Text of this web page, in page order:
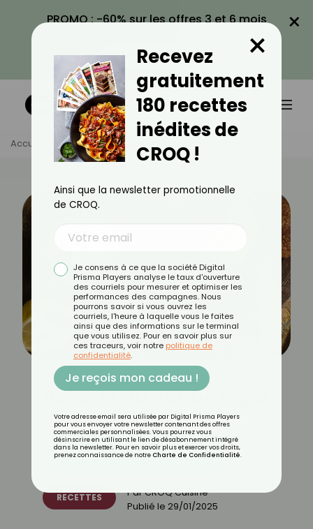
PROMO : -60% sur les offres 3 et 6 mois
VOIR LA PROMO
×
Accueil Actus Recettes Recette Du Kébbé Léger
Recette du Kébbé léger
Découvrez les 11 menus CROQ
RECETTES ParCROQ Cuisine
Publié le 29/01/2025
Recevez
gratuitement
180 recettes
inédites de
CROQ !
×
Ainsi que la newsletter promotionnelle
de CROQ.
Je consens à ce que la société Digital
Prisma Players analyse le taux d'ouverture
des courriels pour mesurer et optimiser les
performances des campagnes. Nous
pourrons savoir si vous ouvrez les
courriels, l'heure à laquelle vous le faites
ainsi que des informations sur le terminal
que vous utilisez. Pour en savoir plus sur
ces traceurs, voir notre politique de
confidentialité.
Je reçois mon cadeau !
Votre adresse email sera utilisée par Digital Prisma Players
pour vous envoyer votre newsletter contenant des offres
commerciales personnalisées. Vous pourrez vous
désinscrire en utilisant le lien de désabonnement intégré
dans la newsletter. Pour en savoir plus et exercer vos droits,
prenez connaissance de notre Charte de Confidentialité.